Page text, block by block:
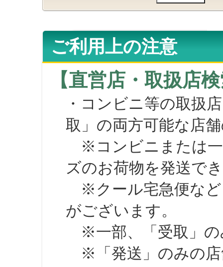
ご利用上の注意
【直営店・取扱店
・コンビニ等の取扱
取」の両方可能な店
※コンビニまたは一
ズのお荷物を発送で
※クール宅急便など
がございます。
※一部、「受取」の
※「発送」のみの店